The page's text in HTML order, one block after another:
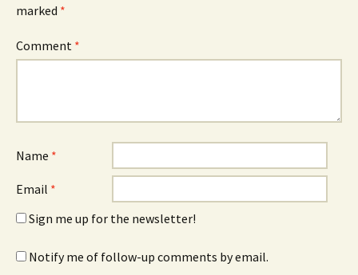
marked *
Comment *
Name *
Email *
Sign me up for the newsletter!
Notify me of follow-up comments by email.